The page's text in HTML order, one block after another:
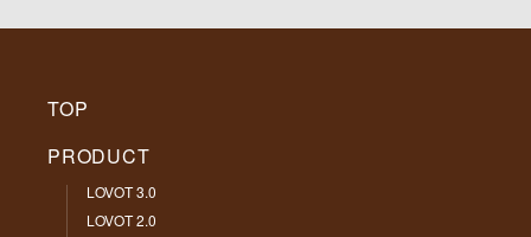
TOP
PRODUCT
LOVOT 3.0
LOVOT 2.0